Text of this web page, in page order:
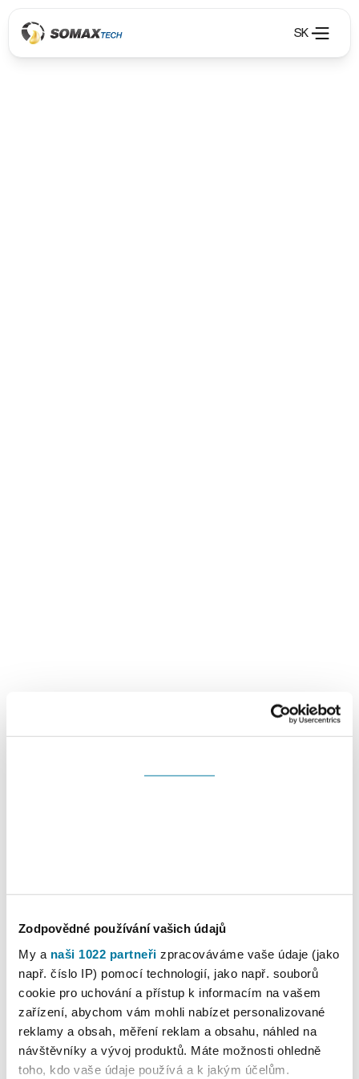
Zodpovědné používání vašich údajů
My a naši 1022 partneři zpracováváme vaše údaje (jako
např. číslo IP) pomocí technologií, jako např. souborů
cookie pro uchování a přístup k informacím na vašem
zařízení, abychom vám mohli nabízet personalizované
reklamy a obsah, měření reklam a obsahu, náhled na
návštěvníky a vývoj produktů. Máte možnosti ohledně
toho, kdo vaše údaje používá a k jakým účelům.
SK